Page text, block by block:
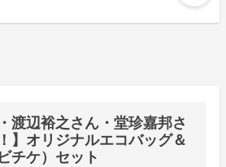
渡辺裕之さん・堂珍嘉邦さ
】オリジナルエコバッグ＆
チケ）セット